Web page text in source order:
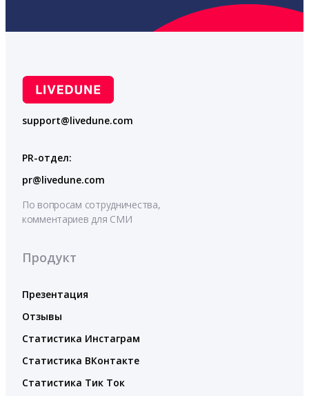
support@livedune.com
PR-отдел:
pr@livedune.com
По вопросам сотрудничества,
комментариев для СМИ
Продукт
Презентация
Отзывы
Статистика Инстаграм
Статистика ВКонтакте
Статистика Тик Ток